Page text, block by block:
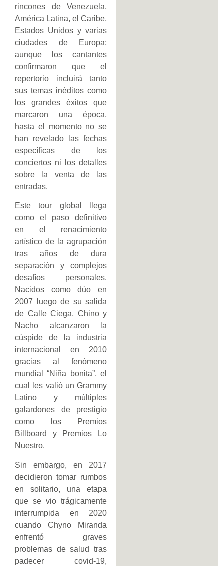
rincones de Venezuela,
América Latina, el Caribe,
Estados Unidos y varias
ciudades de Europa;
aunque los cantantes
confirmaron que el
repertorio incluirá tanto
sus temas inéditos como
los grandes éxitos que
marcaron una época,
hasta el momento no se
han revelado las fechas
específicas de los
conciertos ni los detalles
sobre la venta de las
entradas.
Este tour global llega
como el paso definitivo
en el renacimiento
artístico de la agrupación
tras años de dura
separación y complejos
desafíos personales.
Nacidos como dúo en
2007 luego de su salida
de Calle Ciega, Chino y
Nacho alcanzaron la
cúspide de la industria
internacional en 2010
gracias al fenómeno
mundial “Niña bonita”, el
cual les valió un Grammy
Latino y múltiples
galardones de prestigio
como los Premios
Billboard y Premios Lo
Nuestro.
Sin embargo, en 2017
decidieron tomar rumbos
en solitario, una etapa
que se vio trágicamente
interrumpida en 2020
cuando Chyno Miranda
enfrentó graves
problemas de salud tras
padecer covid-19,